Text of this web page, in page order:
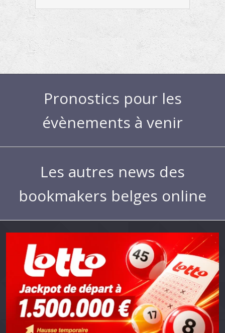
Pronostics pour les
évènements à venir
Les autres news des
bookmakers belges online